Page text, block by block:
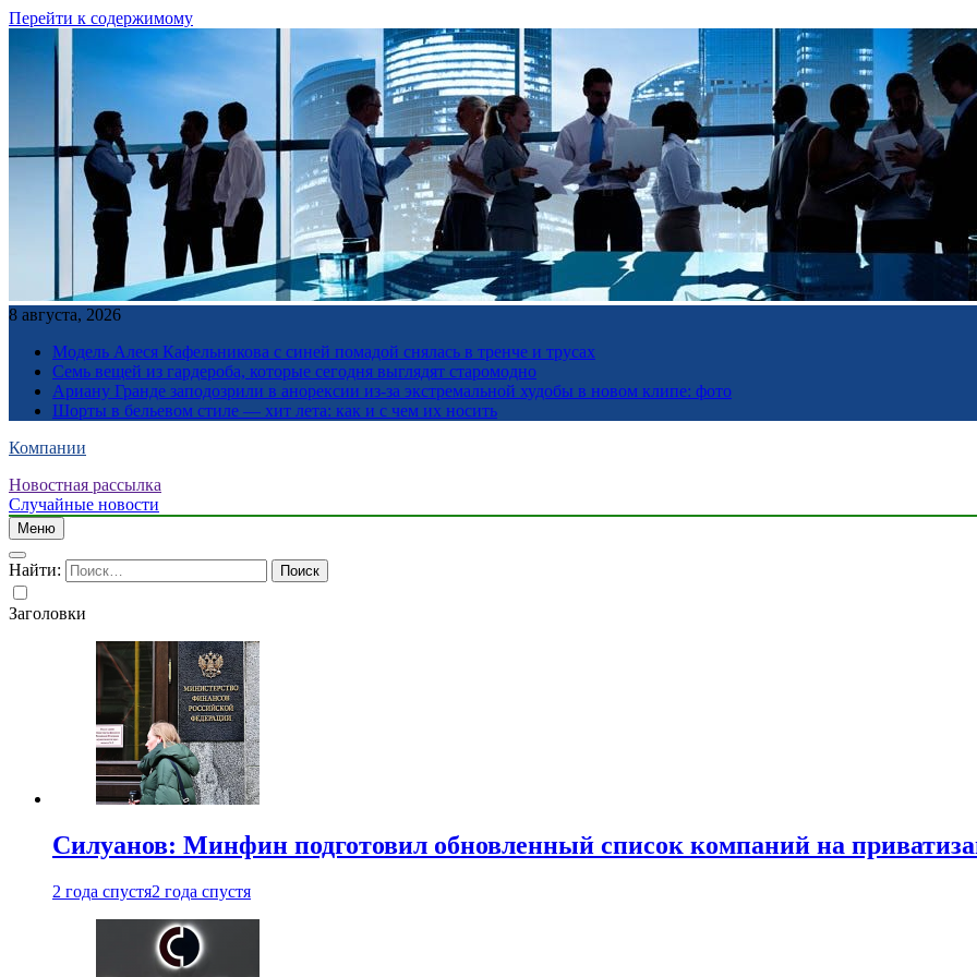
Перейти к содержимому
8 августа, 2026
Модель Алеся Кафельникова с синей помадой снялась в тренче и трусах
Семь вещей из гардероба, которые сегодня выглядят старомодно
Ариану Гранде заподозрили в анорексии из-за экстремальной худобы в новом клипе: фото
Шорты в бельевом стиле — хит лета: как и с чем их носить
Компании
Новостная рассылка
Случайные новости
Меню
Найти:
Заголовки
Силуанов: Минфин подготовил обновленный список компаний на
2 года спустя2 года спустя